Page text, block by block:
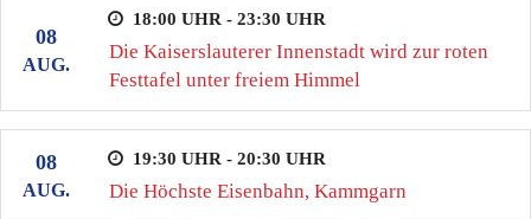
08
AUG.
18:00 UHR - 23:30 UHR
Die Kaiserslauterer Innenstadt wird zur roten
Festtafel unter freiem Himmel
08
AUG.
19:30 UHR - 20:30 UHR
Die Höchste Eisenbahn, Kammgarn